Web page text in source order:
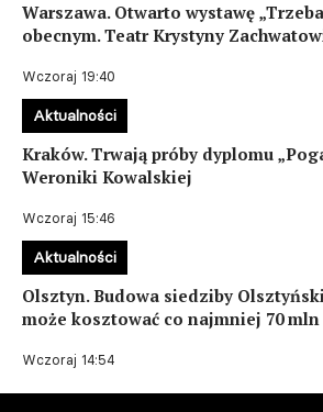
Warszawa. Otwarto wystawę
obecnym. Teatr Krystyny
Wczoraj 19:40
Kraków. Trwają próby dyplomu
Weroniki Kowalskiej
Wczoraj 15:46
Aktualności
Olsztyn. Budowa siedziby
może kosztować co najmniej 70 mln
Wczoraj 14:54
Aktualności